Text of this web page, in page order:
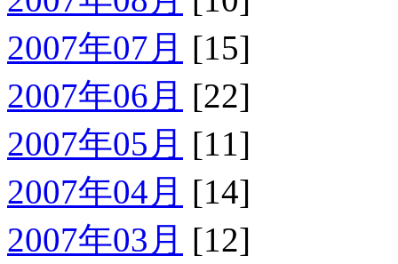
2007年07月 [15]
2007年06月 [22]
2007年05月 [11]
2007年04月 [14]
2007年03月 [12]